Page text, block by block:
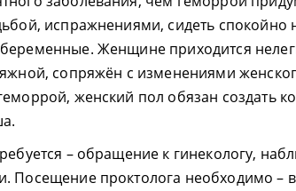
испражнениями, сидеть спокойно
Женщине приходится
сопряжён с изменениями
женский пол обязан создать
– обращение к гинекологу,
Посещение проктолога необходимо –